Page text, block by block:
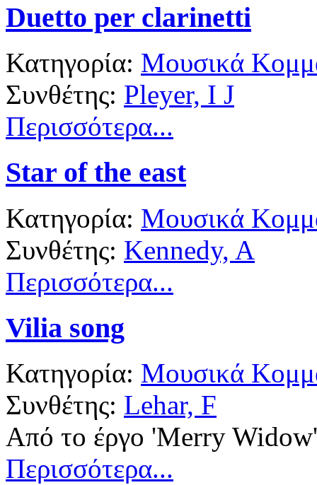
Duetto per clarinetti
Κατηγορία: Μουσικά
Συνθέτης: Pleyer, I J
Περισσότερα...
Star of the east
Κατηγορία: Μουσικά
Συνθέτης: Kennedy, A
Περισσότερα...
Vilia song
Κατηγορία: Μουσικά
Συνθέτης: Lehar, F
Από το έργο 'Merry Widow'
Περισσότερα...